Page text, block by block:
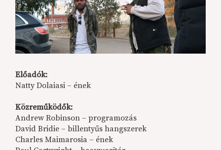
Előadók:
Natty Dolaiasi – ének
Közreműködők:
Andrew Robinson – programozás
David Bridie – billentyűs hangszerek
Charles Maimarosia – ének